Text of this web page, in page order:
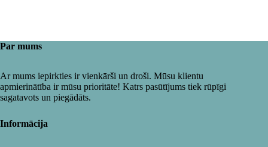
Par mums
Ar mums iepirkties ir vienkārši un droši. Mūsu klientu
apmierinātība ir mūsu prioritāte! Katrs pasūtījums tiek rūpīgi
sagatavots un piegādāts.
Informācija